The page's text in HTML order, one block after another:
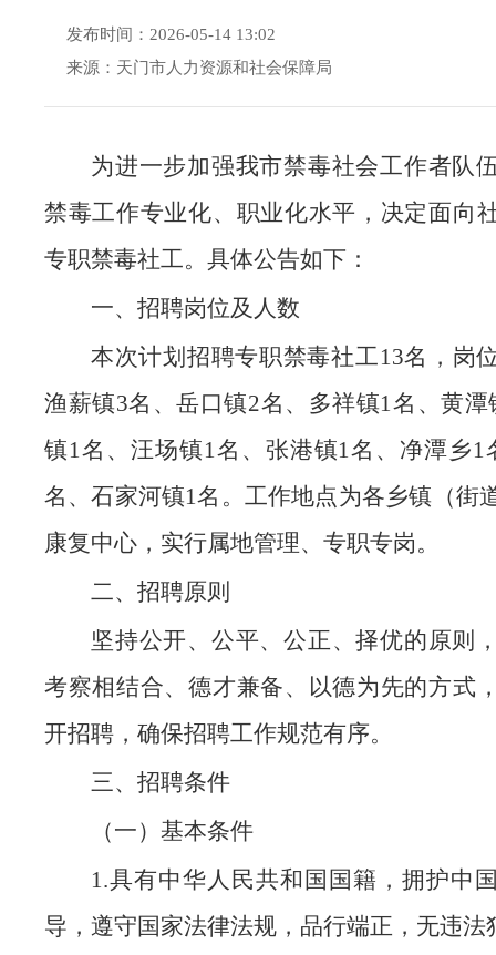
发布时间：2026-05-14 13:02
来源：天门市人力资源和社会保障局
为进一步加强我市禁毒社会工作者队
禁毒工作专业化、职业化水平，决定面向
专职禁毒社工。具体公告如下：
一、招聘岗位及人数
本次计划招聘专职禁毒社工13名，岗
渔薪镇3名、岳口镇2名、多祥镇1名、黄潭
镇1名、汪场镇1名、张港镇1名、净潭乡1
名、石家河镇1名。工作地点为各乡镇（街
康复中心，实行属地管理、专职专岗。
二、招聘原则
坚持公开、公平、公正、择优的原则
考察相结合、德才兼备、以德为先的方式
开招聘，确保招聘工作规范有序。
三、招聘条件
（一）基本条件
1.具有中华人民共和国国籍，拥护中
导，遵守国家法律法规，品行端正，无违法